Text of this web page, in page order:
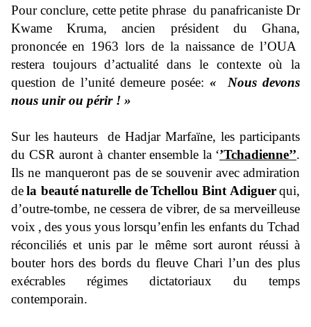
Pour conclure, cette petite phrase du panafricaniste Dr
Kwame Kruma, ancien président du Ghana,
prononcée en 1963 lors de la naissance de l’OUA
restera toujours d’actualité dans le contexte où la
question de l’unité demeure posée: «
Nous devons
nous unir ou périr ! »
Sur les hauteurs de Hadjar Marfaïne, les participants
du CSR auront à chanter ensemble la ‘’Tchadienne’’.
Ils ne manqueront pas de se souvenir avec admiration
de la beauté naturelle de Tchellou Bint Adiguer qui,
d’outre-tombe, ne cessera de vibrer, de sa merveilleuse
voix , des yous yous lorsqu’enfin les enfants du Tchad
réconciliés et unis par le même sort auront réussi à
bouter hors des bords du fleuve Chari l’un des plus
exécrables régimes dictatoriaux du temps
contemporain.